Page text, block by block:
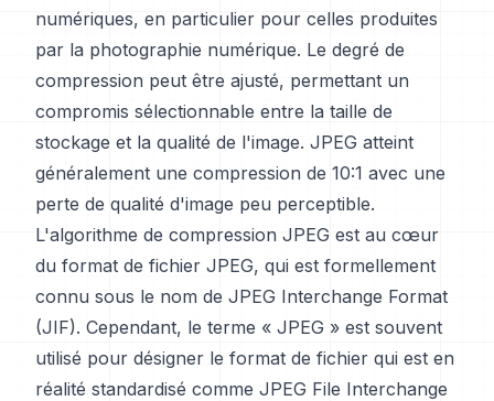
numériques, en particulier pour celles produites
par la photographie numérique. Le degré de
compression peut être ajusté, permettant un
compromis sélectionnable entre la taille de
stockage et la qualité de l'image. JPEG atteint
généralement une compression de 10:1 avec une
perte de qualité d'image peu perceptible.
L'algorithme de compression JPEG est au cœur
du format de fichier JPEG, qui est formellement
connu sous le nom de JPEG Interchange Format
(JIF). Cependant, le terme « JPEG » est souvent
utilisé pour désigner le format de fichier qui est en
réalité standardisé comme JPEG File Interchange